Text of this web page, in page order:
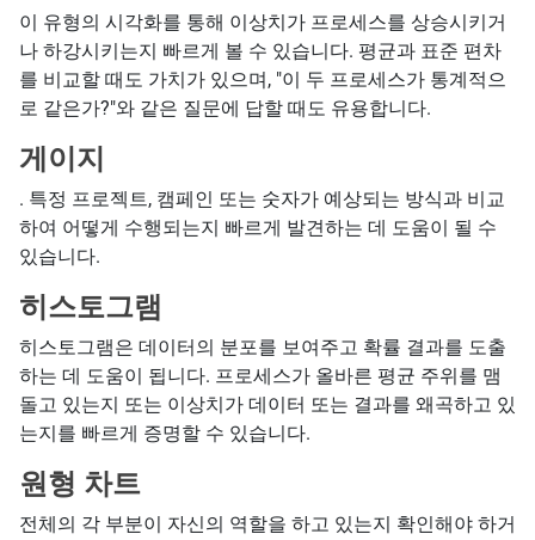
이 유형의 시각화를 통해 이상치가 프로세스를 상승시키거
나 하강시키는지 빠르게 볼 수 있습니다. 평균과 표준 편차
를 비교할 때도 가치가 있으며, "이 두 프로세스가 통계적으
로 같은가?"와 같은 질문에 답할 때도 유용합니다.
게이지
. 특정 프로젝트, 캠페인 또는 숫자가 예상되는 방식과 비교
하여 어떻게 수행되는지 빠르게 발견하는 데 도움이 될 수
있습니다.
히스토그램
히스토그램은 데이터의 분포를 보여주고 확률 결과를 도출
하는 데 도움이 됩니다. 프로세스가 올바른 평균 주위를 맴
돌고 있는지 또는 이상치가 데이터 또는 결과를 왜곡하고 있
는지를 빠르게 증명할 수 있습니다.
원형 차트
전체의 각 부분이 자신의 역할을 하고 있는지 확인해야 하거